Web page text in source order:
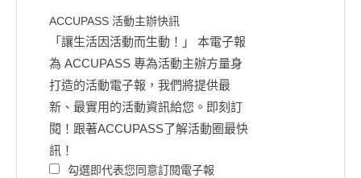
ACCUPASS 活動主辦快訊
「讓生活因活動而生動！」 本電子報
為 ACCUPASS 專為活動主辦方量身
打造的活動電子報，我們將提供最
新、最實用的活動資訊給您。即刻訂
閱！跟著ACCUPASS了解活動圈最快
訊！
勾選即代表您同意訂閱電子報